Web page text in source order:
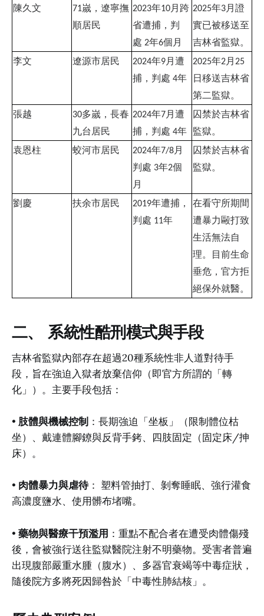
陳久文
71嵗，遼寧撫
順居民
2023年10月跨
省遭捕，判
處 2年6個月
2025年3月證
實已被移送至
吉林省監獄。
李文
遼源市居民 2024年9月遭
捕，判處 4年
2025年2月25
日移送吉林省
第二監獄。
張越
30多嵗，長春
九台居民
2024年7月遭
捕，判處 4年
囚禁於吉林省
監獄。
袁恩柱
蛟河市居民 2024年7/8月
判處 3年2個
月
囚禁於吉林省
監獄。
劉慶 扶余市居民 2019年遭捕，
判處 11年
在看守所期間
遭暴力毆打致
生活無法自
理。目前生命
垂危，官方拒
絕保外就醫。
二、 系統性酷刑模式與手段
吉林省監獄內部存在超過20種系統性非人道對待手
段，旨在強迫入獄者放棄信仰（即官方所謂的「轉
化」）。主要手段包括：
• 肢體與機械控制 ：長期強迫「坐板」（限制體位枯
坐）、戴連體腳鐐與反背手銬、四肢固定（固定床/抻
床）。
• 肉體暴力與虐待： 塑料管抽打、剝奪睡眠、強行灌食
高濃度鹽水、使用髒布堵嘴。
• 藥物與醫療干預濫用 ：重點不配合者在遭受肉體傷殘
後，會被強行送往監獄醫院注射不明藥物。受害者普遍
出現腹部嚴重水腫（腹水）、多器官衰竭等中毒症狀，
隨後院方多將死因歸咎於「中毒性肺結核」。